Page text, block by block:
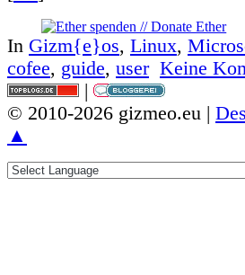
In Gizm{e}os, Linux,
cofee, guide, user Keine
|
© 2010-2026 gizmeo.eu |
▲